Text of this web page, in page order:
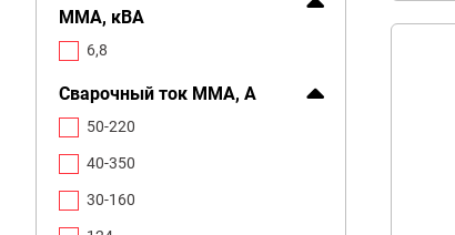
ММА, кВА
6,8
Сварочный ток MMA, А
50-220
40-350
30-160